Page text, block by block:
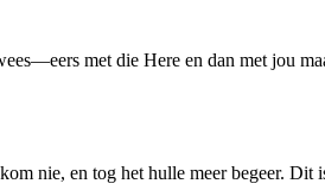
met die Here en dan met jou
nie, en tog het hulle meer begeer. Dit